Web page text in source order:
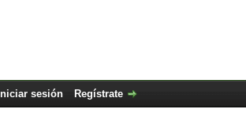
Iniciar sesión Regístrate